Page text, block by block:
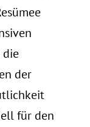
die
der
für den